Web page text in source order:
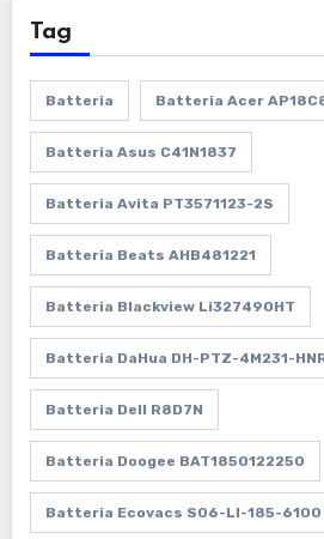
Tag
Batteria Batteria Acer
Batteria Asus C41N1837
Batteria Avita PT3571123-2S
Batteria Beats AHB481221
Batteria Blackview Li327490HT
Batteria DaHua DH-PTZ-4M231-
Batteria Dell R8D7N
Batteria Doogee BAT1850122250
Batteria Ecovacs S06-LI-185-6100